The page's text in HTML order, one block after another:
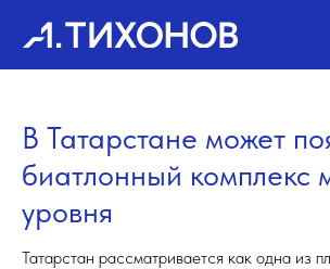
В Татарстане может
биатлонный комплекс
уровня
Татарстан рассматривается как одна из